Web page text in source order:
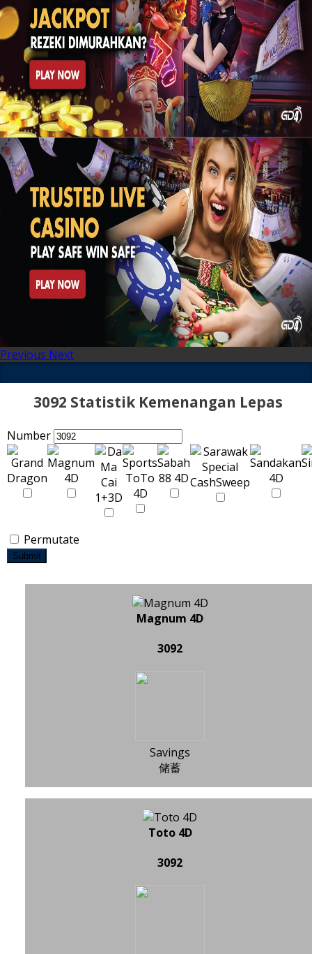
Previous Next
3092 Statistik Kemenangan Lepas
Number
Permutate
Submit
Magnum 4D
3092
Savings
储蓄
Toto 4D
3092